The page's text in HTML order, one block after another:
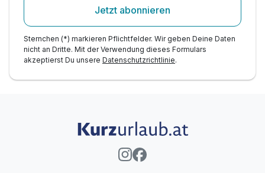
Jetzt abonnieren
Sternchen (*) markieren Pflichtfelder. Wir geben Deine Daten
nicht an Dritte. Mit der Verwendung dieses Formulars
akzeptierst Du unsere Datenschutzrichtlinie.